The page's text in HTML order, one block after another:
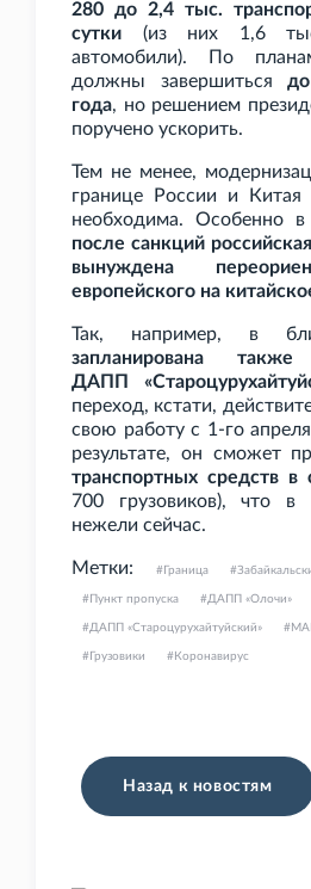
280 до 2,4 тыс.
сутки (из них 1,6
автомобили). По
должны завершиться
года, но решением
поручено ускорить.
Тем не менее,
границе России и
необходима. Особенно в
после санкций
вынуждена
европейского на
Так, например, в
запланирована также
ДАПП
переход, кстати,
свою работу с 1-го
результате, он сможет
транспортных средств в
700 грузовиков), что в
нежели сейчас.
Метки: Граница
Пункт пропуска ДАПП «Олочи»
ДАПП «Староцурухайтуйский»
Грузовики Коронавирус
Назад к новостям